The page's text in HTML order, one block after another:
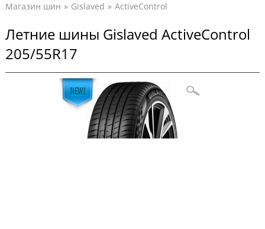
Магазин шин Gislaved ActiveControl
Летние шины Gislaved ActiveControl
205/55R17